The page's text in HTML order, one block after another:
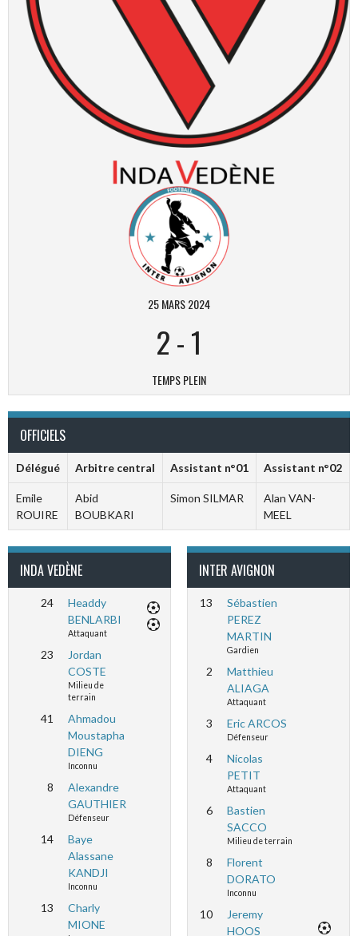
25 MARS 2024
2-1
TEMPS PLEIN
OFFICIELS
Délégué Arbitre central Assistant n°01 Assistant n°02
Emile
ROUIRE
Abid
BOUBKARI
Simon SILMAR
Alan VAN-
MEEL
INDA VEDÈNE
24
Headdy
BENLARBI
Attaquant
23
Jordan
COSTE
Milieu de
terrain
41
Ahmadou
Moustapha
DIENG
Inconnu
8
Alexandre
GAUTHIER
Défenseur
14
Baye
Alassane
KANDJI
Inconnu
13
Charly
MIONE
INTER AVIGNON
13
Sébastien
PEREZ
MARTIN
Gardien
2
Matthieu
ALIAGA
Attaquant
3 Eric ARCOS
Défenseur
4
Nicolas
PETIT
Attaquant
6
Bastien
SACCO
Milieu de terrain
8
Florent
DORATO
Inconnu
10
Jeremy
HOOS